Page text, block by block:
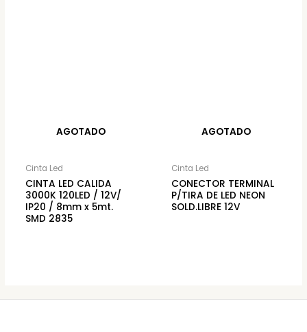
AGOTADO
Cinta Led
CINTA LED CALIDA
3000K 120LED / 12V/
IP20 / 8mm x 5mt.
SMD 2835
AGOTADO
Cinta Led
CONECTOR TERMINAL
P/TIRA DE LED NEON
SOLD.LIBRE 12V